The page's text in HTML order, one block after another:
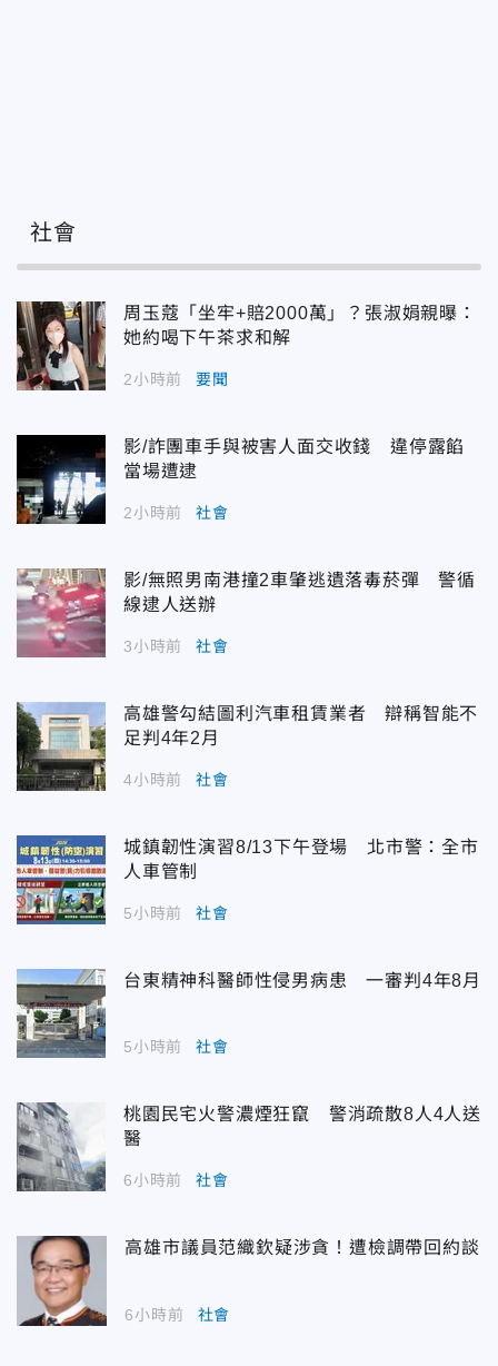
社會
周玉蔻「坐牢+賠2000萬」？張淑娟親曝：
她約喝下午茶求和解
2小時前 要聞
影/詐團車手與被害人面交收錢 違停露餡
當場遭逮
2小時前 社會
影/無照男南港撞2車肇逃遺落毒菸彈 警循
線逮人送辦
3小時前 社會
高雄警勾結圖利汽車租賃業者 辯稱智能不
足判4年2月
4小時前 社會
城鎮韌性演習8/13下午登場 北市警：全市
人車管制
5小時前 社會
台東精神科醫師性侵男病患 一審判4年8月
5小時前 社會
桃園民宅火警濃煙狂竄 警消疏散8人4人送
醫
6小時前 社會
高雄市議員范織欽疑涉貪！遭檢調帶回約談
6小時前 社會